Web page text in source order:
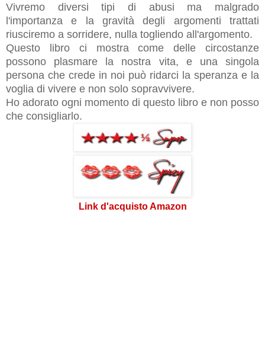
Vivremo diversi tipi di abusi ma malgrado
l'importanza e la gravità degli argomenti trattati
riusciremo a sorridere, nulla togliendo all'argomento.
Questo libro ci mostra come delle circostanze
possono plasmare la nostra vita, e una singola
persona che crede in noi può ridarci la speranza e la
voglia di vivere e non solo sopravvivere.
Ho adorato ogni momento di questo libro e non posso
che consigliarlo.
Link d'acquisto Amazon